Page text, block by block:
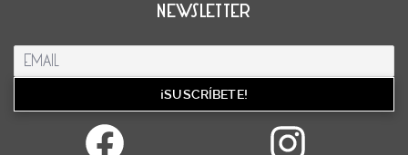
NEWSLETTER
Facebook